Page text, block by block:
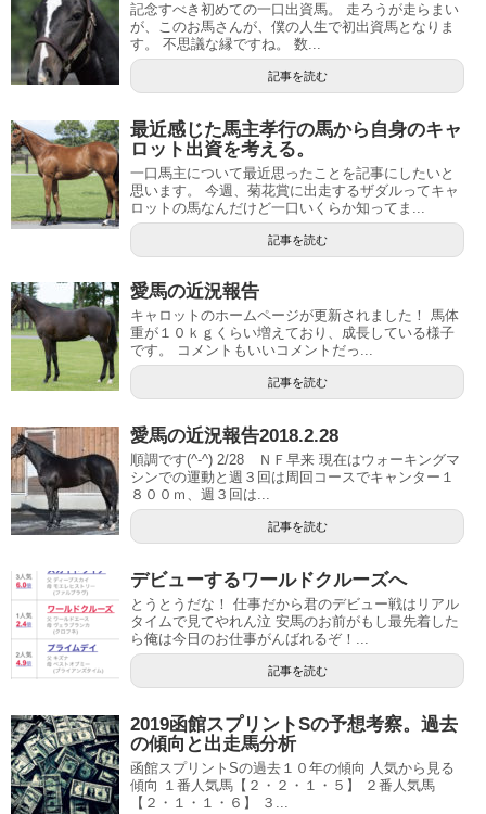
記念すべき初めての一口出資馬。 走ろうが走らまい
が、このお馬さんが、僕の人生で初出資馬となりま
す。 不思議な縁ですね。 数...
記事を読む
最近感じた馬主孝行の馬から自身のキャ
ロット出資を考える。
一口馬主について最近思ったことを記事にしたいと
思います。 今週、菊花賞に出走するザダルってキャ
ロットの馬なんだけど一口いくらか知ってま...
記事を読む
愛馬の近況報告
キャロットのホームページが更新されました！ 馬体
重が１０ｋｇくらい増えており、成長している様子
です。 コメントもいいコメントだっ...
記事を読む
愛馬の近況報告2018.2.28
順調です(^-^) 2/28 ＮＦ早来 現在はウォーキングマ
シンでの運動と週３回は周回コースでキャンター１
８００ｍ、週３回は...
記事を読む
デビューするワールドクルーズへ
とうとうだな！ 仕事だから君のデビュー戦はリアル
タイムで見てやれん泣 安馬のお前がもし最先着した
ら俺は今日のお仕事がんばれるぞ！...
記事を読む
2019函館スプリントSの予想考察。過去
の傾向と出走馬分析
函館スプリントSの過去１０年の傾向 人気から見る
傾向 １番人気馬【２・２・１・５】 ２番人気馬
【２・１・１・６】 ３...